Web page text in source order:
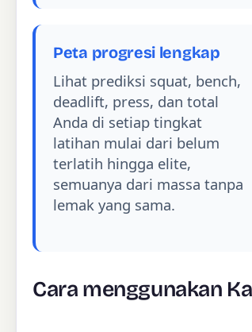
Peta progresi lengkap
Lihat prediksi squat, bench,
deadlift, press, dan total
Anda di setiap tingkat
latihan mulai dari belum
terlatih hingga elite,
semuanya dari massa tanpa
lemak yang sama.
Cara menggunakan